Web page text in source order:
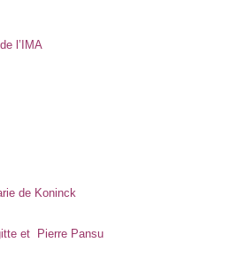
l’IMA
de Koninck
et Pierre Pansu